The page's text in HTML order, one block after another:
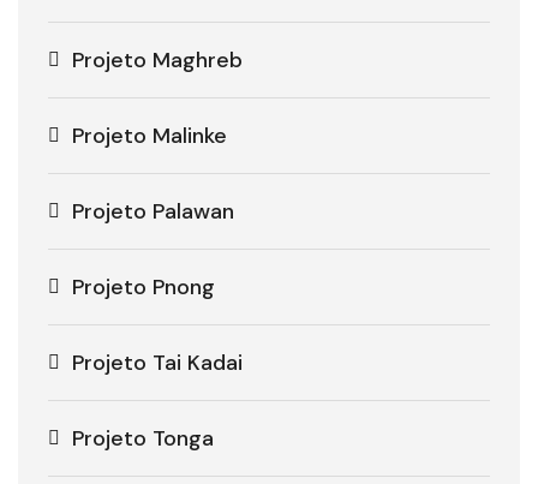
Projeto Maghreb
Projeto Malinke
Projeto Palawan
Projeto Pnong
Projeto Tai Kadai
Projeto Tonga